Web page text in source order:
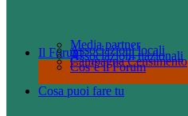
Il Forum
Cos’è il Forum
Campagna Censimento
Associazioni nazionali
Associazioni locali
Media partner
Cosa puoi fare tu